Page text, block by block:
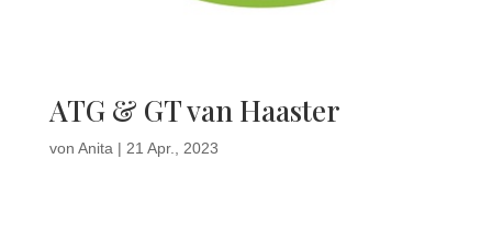
ATG & GT van Haaster
von Anita | 21 Apr., 2023